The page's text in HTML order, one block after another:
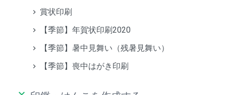
賞状印刷
【季節】年賀状印刷2020
【季節】暑中見舞い（残暑見舞い）
【季節】喪中はがき印刷